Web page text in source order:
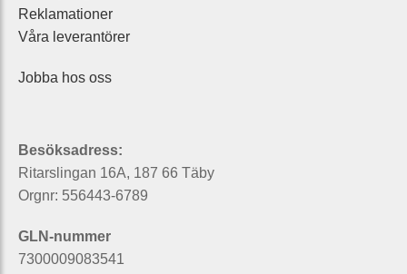
Reklamationer
Våra leverantörer
Jobba hos oss
Besöksadress:
Ritarslingan 16A, 187 66 Täby
Orgnr: 556443-6789
GLN-nummer
7300009083541